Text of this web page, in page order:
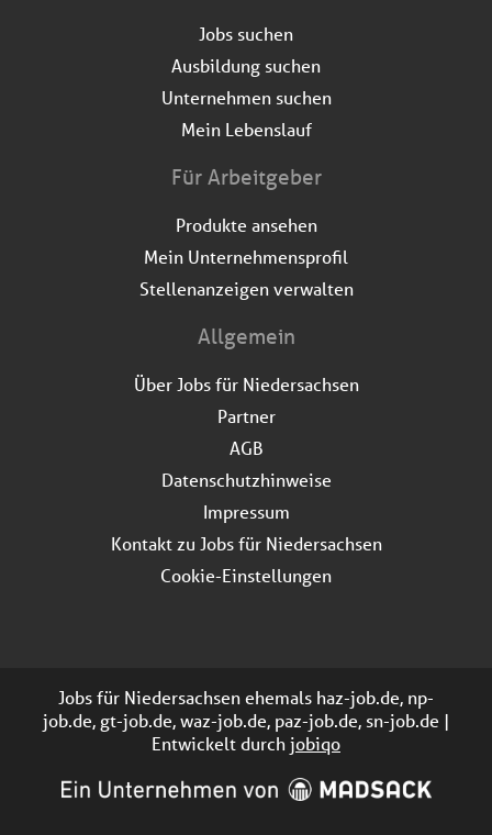
Jobs suchen
Ausbildung suchen
Unternehmen suchen
Mein Lebenslauf
Für Arbeitgeber
Produkte ansehen
Mein Unternehmensprofil
Stellenanzeigen verwalten
Allgemein
Über Jobs für Niedersachsen
Partner
AGB
Datenschutzhinweise
Impressum
Kontakt zu Jobs für Niedersachsen
Cookie-Einstellungen
Jobs für Niedersachsen ehemals haz-job.de, np-
job.de, gt-job.de, waz-job.de, paz-job.de, sn-job.de |
Entwickelt durchjobiqo